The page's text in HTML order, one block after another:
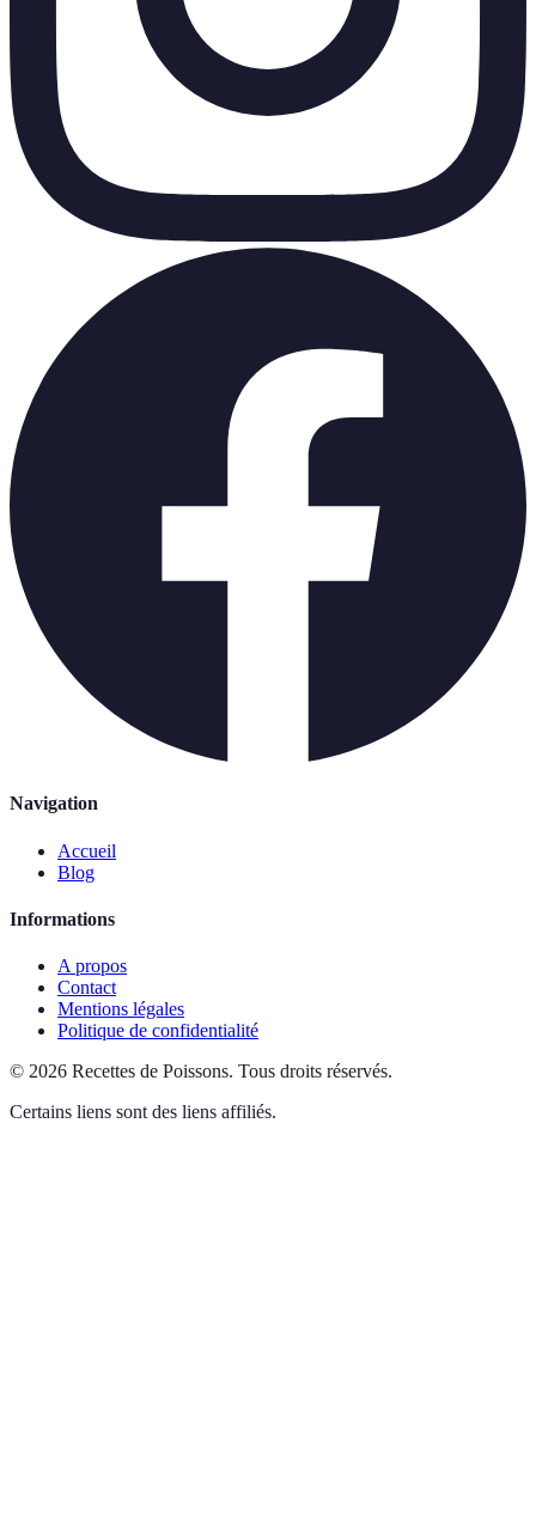
Navigation
Accueil
Blog
Informations
A propos
Contact
Mentions légales
Politique de confidentialité
© 2026 Recettes de Poissons. Tous droits réservés.
Certains liens sont des liens affiliés.